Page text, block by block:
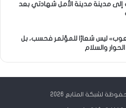
مدينة مدينة الأمل شهادتي بعد
ليس شعارًا للمؤتمر فحسب، بل
والسلام
لشبكة المتابع 2026